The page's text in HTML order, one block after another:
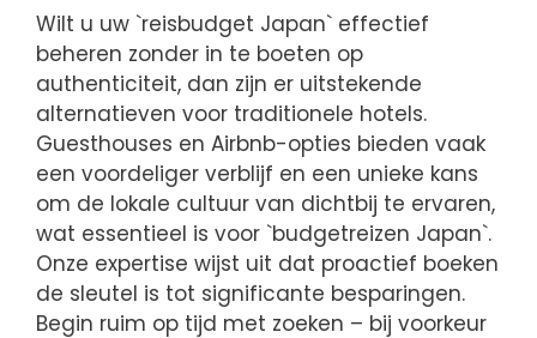
Wilt u uw `reisbudget Japan` effectief
beheren zonder in te boeten op
authenticiteit, dan zijn er uitstekende
alternatieven voor traditionele hotels.
Guesthouses en Airbnb-opties bieden vaak
een voordeliger verblijf en een unieke kans
om de lokale cultuur van dichtbij te ervaren,
wat essentieel is voor `budgetreizen Japan`.
Onze expertise wijst uit dat proactief boeken
de sleutel is tot significante besparingen.
Begin ruim op tijd met zoeken – bij voorkeur